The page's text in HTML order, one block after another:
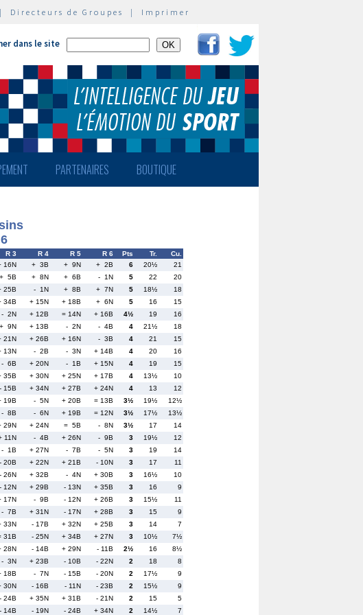
Directeurs de Groupes | Imprimer
dans le site
PARTENAIRES BOUTIQUE
R 3 R 4 R 5 R 6 Pts Tr.
Cu.
16N + 3B + 9N + 2B 6 20½
21
+ 5B + 8N + 6B - 1N 5 22
20
25B - 1N + 8B + 7N 5 18½
18
34B + 15N + 18B + 6N 5 16
15
- 2N + 12B = 14N + 16B 4½ 19
16
+ 9N + 13B - 2N - 4B 4 21½
18
21N + 26B + 16N - 3B 4 21
15
13N - 2B - 3N + 14B 4 20
16
- 6B + 20N - 1B + 15N 4 19
15
35B + 30N + 25N + 17B 4 13½
10
- 15B + 34N + 27B + 24N 4 13
12
19B - 5N + 20B = 13B 3½ 19½
12½
- 8B - 6N + 19B = 12N 3½ 17½
13½
29N + 24N = 5B - 8N 3½ 17
14
11N - 4B + 26N - 9B 3 19½
12
- 1B + 27N - 7B - 5N 3 19
14
- 20B + 22N + 21B - 10N 3 17
11
- 26N + 32B - 4N + 30B 3 16½
10
- 12N + 29B - 13N + 35B 3 16
9
17N - 9B - 12N + 26B 3 15½
11
- 7B + 31N - 17N + 28B 3 15
9
33N - 17B + 32N + 25B 3 14
7
31B - 25N + 34B + 27N 3 10½
7½
28N - 14B + 29N - 11B 2½ 16
8½
- 3N + 23B - 10B - 22N 2 18
8
18B - 7N - 15B - 20N 2 17½
9
30N - 16B - 11N - 23B 2 15½
9
- 24B + 35N + 31B - 21N 2 15
5
- 14B - 19N - 24B + 34N 2 14½ 7